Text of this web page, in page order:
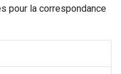
pour la correspondance